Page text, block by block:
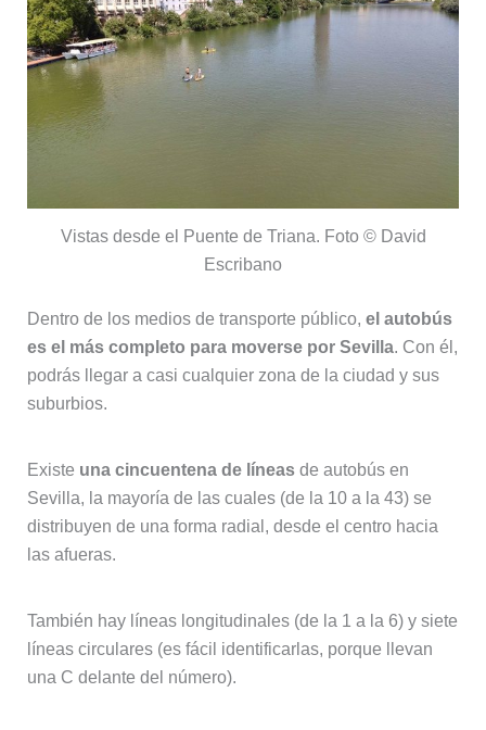
Vistas desde el Puente de Triana. Foto © David
Escribano
Dentro de los medios de transporte público, el autobús
es el más completo para moverse por Sevilla. Con él,
podrás llegar a casi cualquier zona de la ciudad y sus
suburbios.
Existe una cincuentena de líneasde autobús en
Sevilla, la mayoría de las cuales (de la 10 a la 43) se
distribuyen de una forma radial, desde el centro hacia
las afueras.
También hay líneas longitudinales (de la 1 a la 6) y siete
líneas circulares (es fácil identificarlas, porque llevan
una C delante del número).